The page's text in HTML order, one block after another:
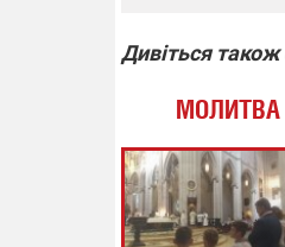
Дивіться
МОЛИТВА